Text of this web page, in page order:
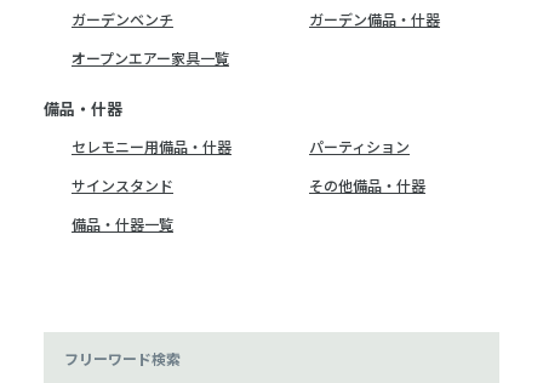
ガーデンベンチ
ガーデン備品・什器
オープンエアー家具一覧
備品・什器
セレモニー用備品・什器
パーティション
サインスタンド
その他備品・什器
備品・什器一覧
フリーワード検索